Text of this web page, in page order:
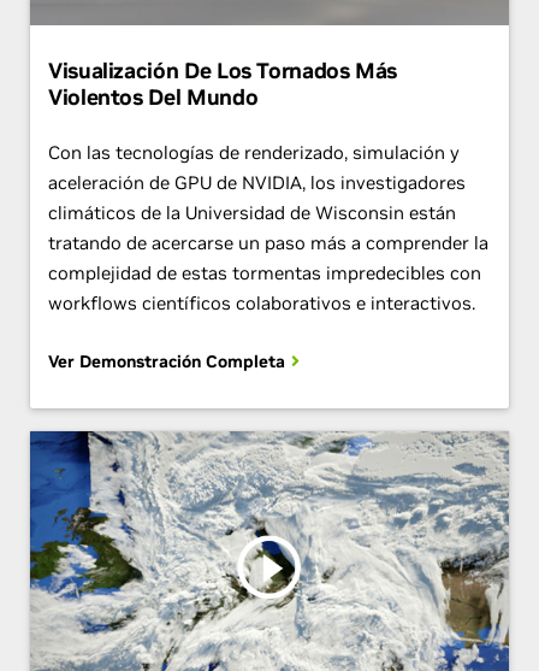
Visualización De Los Tornados Más
Violentos Del Mundo
Con las tecnologías de renderizado, simulación y
aceleración de GPU de NVIDIA, los investigadores
climáticos de la Universidad de Wisconsin están
tratando de acercarse un paso más a comprender la
complejidad de estas tormentas impredecibles con
workflows científicos colaborativos e interactivos.
Ver Demonstración Completa